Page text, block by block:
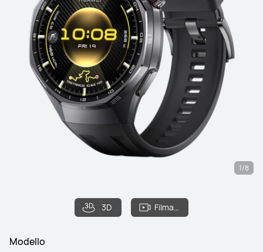
3D Filmato
1/8
Modello